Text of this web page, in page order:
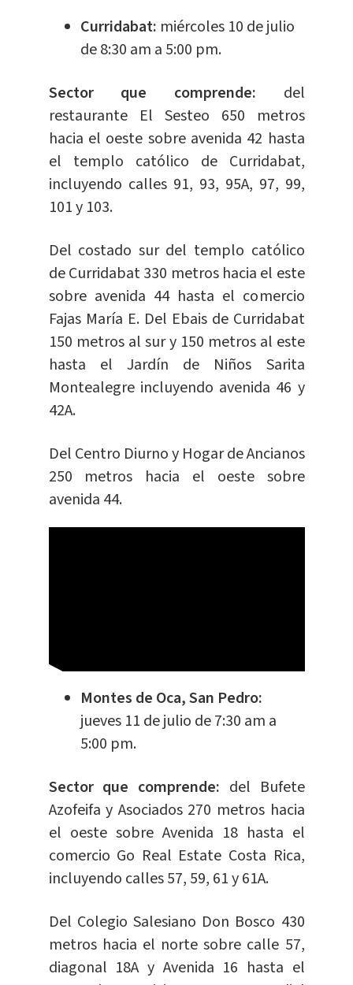
Curridabat: miércoles 10 de julio
de 8:30 am a 5:00 pm.
Sector que comprende: del
restaurante El Sesteo 650 metros
hacia el oeste sobre avenida 42 hasta
el templo católico de Curridabat,
incluyendo calles 91, 93, 95A, 97, 99,
101 y 103.
Del costado sur del templo católico
de Curridabat 330 metros hacia el este
sobre avenida 44 hasta el comercio
Fajas María E. Del Ebais de Curridabat
150 metros al sur y 150 metros al este
hasta el Jardín de Niños Sarita
Montealegre incluyendo avenida 46 y
42A.
Del Centro Diurno y Hogar de Ancianos
250 metros hacia el oeste sobre
avenida 44.
Montes de Oca, San Pedro:
jueves 11 de julio de 7:30 am a
5:00 pm.
Sector que comprende: del Bufete
Azofeifa y Asociados 270 metros hacia
el oeste sobre Avenida 18 hasta el
comercio Go Real Estate Costa Rica,
incluyendo calles 57, 59, 61 y 61A.
Del Colegio Salesiano Don Bosco 430
metros hacia el norte sobre calle 57,
diagonal 18A y Avenida 16 hasta el